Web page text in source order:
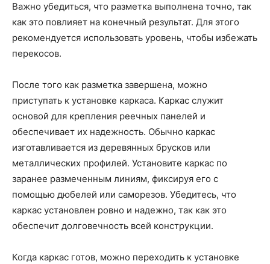
Важно убедиться, что разметка выполнена точно, так
как это повлияет на конечный результат. Для этого
рекомендуется использовать уровень, чтобы избежать
перекосов.
После того как разметка завершена, можно
приступать к установке каркаса. Каркас служит
основой для крепления реечных панелей и
обеспечивает их надежность. Обычно каркас
изготавливается из деревянных брусков или
металлических профилей. Установите каркас по
заранее размеченным линиям, фиксируя его с
помощью дюбелей или саморезов. Убедитесь, что
каркас установлен ровно и надежно, так как это
обеспечит долговечность всей конструкции.
Когда каркас готов, можно переходить к установке